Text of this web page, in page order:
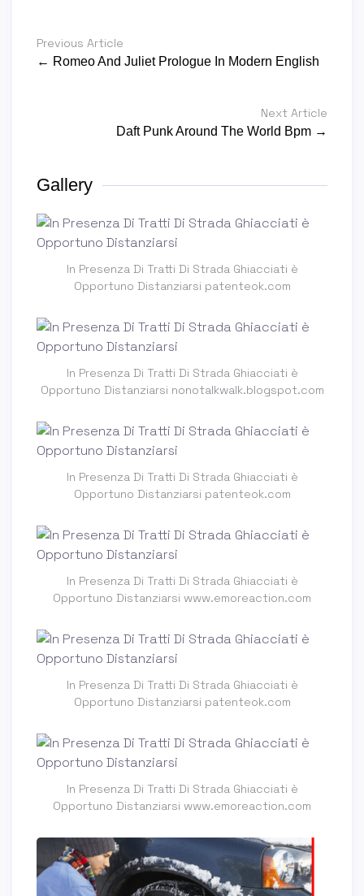
Previous Article
← Romeo And Juliet Prologue In Modern English
Next Article
Daft Punk Around The World Bpm →
Gallery
In Presenza Di Tratti Di Strada Ghiacciati è
Opportuno Distanziarsi patenteok.com
In Presenza Di Tratti Di Strada Ghiacciati è
Opportuno Distanziarsi nonotalkwalk.blogspot.com
In Presenza Di Tratti Di Strada Ghiacciati è
Opportuno Distanziarsi patenteok.com
In Presenza Di Tratti Di Strada Ghiacciati è
Opportuno Distanziarsi www.emoreaction.com
In Presenza Di Tratti Di Strada Ghiacciati è
Opportuno Distanziarsi patenteok.com
In Presenza Di Tratti Di Strada Ghiacciati è
Opportuno Distanziarsi www.emoreaction.com